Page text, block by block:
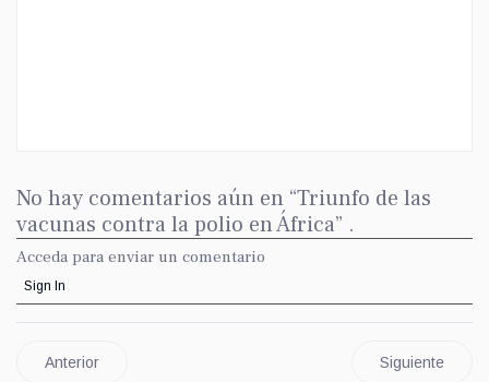
No hay comentarios aún en “Triunfo de las
vacunas contra la polio en África” .
Acceda para enviar un comentario
Sign In
Anterior Siguiente